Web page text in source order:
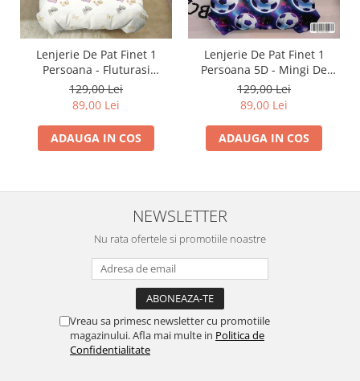
Lenjerie De Pat Finet 1
Persoana - Fluturasi
Multicolori
129,00 Lei
89,00 Lei
ADAUGA IN COS
Lenjerie De Pat Finet 1
Persoana 5D - Mingi De
Fotbal In Galaxie
129,00 Lei
89,00 Lei
ADAUGA IN COS
NEWSLETTER
Nu rata ofertele si promotiile noastre
Vreau sa primesc newsletter cu promotiile
magazinului. Afla mai multe in Politica de
Confidentialitate